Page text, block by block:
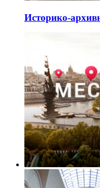
Историко-